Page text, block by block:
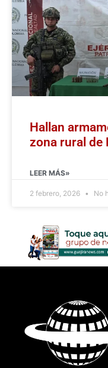
Hallan
zona rural de
LEER MÁS»
2 febrero, 2026 No